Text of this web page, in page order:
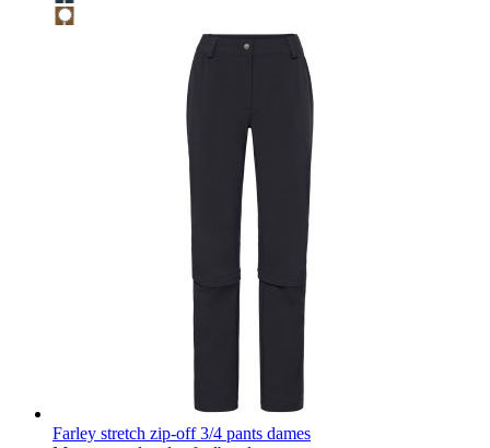
Farley stretch zip-off 3/4 pants dames